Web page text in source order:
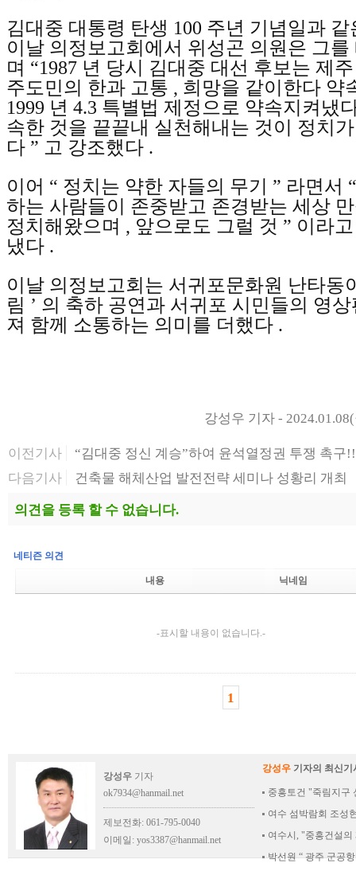
김대중 대통령 탄생 100 주년 기념일과 같
이날 의정보고회에서 위성곤 의원은 그를
며 “1987 년 당시 김대중 대선 후보는 제
주도민의 한과 고통 , 희망을 같이한다 약
1999 년 4.3 특별법 제정으로 약속지켜냈
속한 것을 끝끝내 실천해내는 것이 정치
다 ” 고 강조했다 .
이어 “ 정치는 약한 자들의 무기 ” 라면서 “
하는 사람들이 존중받고 존경받는 세상
정치해왔으며 , 앞으로도 그럴 것 ” 이라
냈다 .
이날 의정보고회는 서귀포문화원 난타동
림 ’ 의 축하 공연과 서귀포 시민들의 영
져 함께 소통하는 의미를 더했다 .
강성우 기자 -
이전기사
“김대중 정신 계승”하여 윤석열정권 투쟁 촉구!!
다음기사
건축물 해체산업 발전전략 세미나 성황리 개최
의견을 등록 할 수 없습니다.
네티즌 의견
내용 닉네임
-표시할 내용이 없습니다.-
1
강성우 기자
ok7934@hanmail.net
제보전화: 061-795-0040
이메일: yos3387@hanmail.net
강성우 기자의 최신기
중흥토건 "죽림지
여수 섬박람회 조성
여수시, "중흥건설
박선원 “ 광주 군공